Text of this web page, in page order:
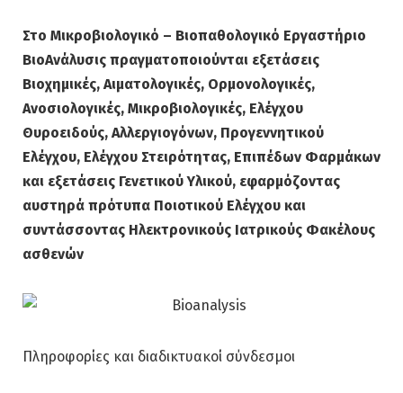
Στο Μικροβιολογικό – Βιοπαθολογικό Εργαστήριο
ΒιοAνάλυσις πραγματοποιούνται εξετάσεις
Βιοχημικές, Αιματολογικές, Ορμονολογικές,
Ανοσιολογικές, Μικροβιολογικές, Ελέγχου
Θυροειδούς, Αλλεργιογόνων, Προγεννητικού
Ελέγχου, Ελέγχου Στειρότητας, Επιπέδων Φαρμάκων
και εξετάσεις Γενετικού Υλικού, εφαρμόζοντας
αυστηρά πρότυπα Ποιοτικού Ελέγχου και
συντάσσοντας Ηλεκτρονικούς Ιατρικούς Φακέλους
ασθενών
Πληροφορίες και διαδικτυακοί σύνδεσμοι